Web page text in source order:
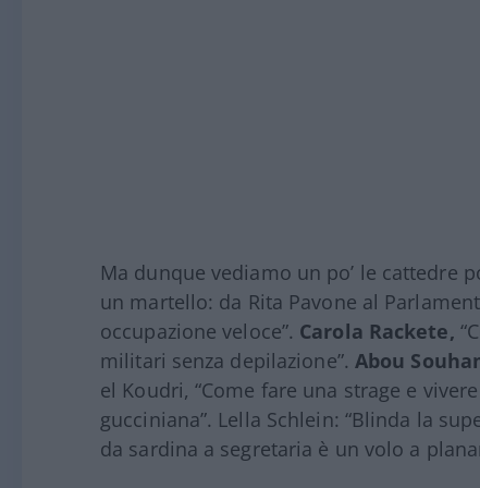
Ma dunque vediamo un po’ le cattedre
un martello: da Rita Pavone al
occupazione veloce”. Carola Rackete,
militari senza depilazione”. Abou
el Koudri, “Come fare una strage e
gucciniana”. Lella Schlein: “Blinda la
da sardina a segretaria è un volo a